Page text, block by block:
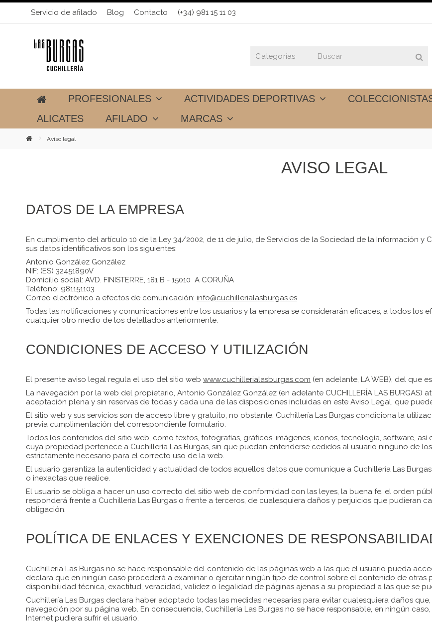
Servicio de afilado Blog Contacto (+34) 981 15 11 03
PROFESIONALES ACTIVIDADES DEPORTIVAS
ALICATES
AFILADO MARCAS
Aviso legal
AVISO LEGAL
DATOS DE LA EMPRESA
En cumplimiento del artículo 10 de la Ley 34/2002, de 11 de julio, de Servicios de la Sociedad de la Información y
sus datos identificativos son los siguientes:
Antonio González González
NIF: (ES) 32451890V
Domicilio social: AVD. FINISTERRE, 181 B - 15010 A CORUÑA
Teléfono: 981151103
Correo electrónico a efectos de comunicación: info@cuchillerialasburgas.es
Todas las notificaciones y comunicaciones entre los usuarios y la empresa se considerarán eficaces, a todos los
cualquier otro medio de los detallados anteriormente.
CONDICIONES DE ACCESO Y UTILIZACIÓN
El presente aviso legal regula el uso del sitio web www.cuchillerialasburgas.com (en adelante, LA WEB), del que
La navegación por la web del propietario, Antonio González González (en adelante CUCHILLERÍA LAS
aceptación plena y sin reservas de todas y cada una de las disposiciones incluidas en este Aviso Legal, que
El sitio web y sus servicios son de acceso libre y gratuito, no obstante, Cuchillería Las Burgas condiciona la
previa cumplimentación del correspondiente formulario.
Todos los contenidos del sitio web, como textos, fotografías, gráficos, imágenes, iconos, tecnología, software,
cuya propiedad pertenece a Cuchillería Las Burgas, sin que puedan entenderse cedidos al usuario ninguno de
estrictamente necesario para el correcto uso de la web.
El usuario garantiza la autenticidad y actualidad de todos aquellos datos que comunique a Cuchillería Las
o inexactas que realice.
El usuario se obliga a hacer un uso correcto del sitio web de conformidad con las leyes, la buena fe, el orden
responderá frente a Cuchillería Las Burgas o frente a terceros, de cualesquiera daños y perjuicios que pudieran
obligación.
POLÍTICA DE ENLACES Y EXENCIONES DE
Cuchillería Las Burgas no se hace responsable del contenido de las páginas web a las que el usuario pueda
declara que en ningún caso procederá a examinar o ejercitar ningún tipo de control sobre el contenido de otras
disponibilidad técnica, exactitud, veracidad, validez o legalidad de páginas ajenas a su propiedad a las que se
Cuchillería Las Burgas declara haber adoptado todas las medidas necesarias para evitar cualesquiera daños
navegación por su página web. En consecuencia, Cuchillería Las Burgas no se hace responsable, en ningún
Internet pudiera sufrir el usuario.